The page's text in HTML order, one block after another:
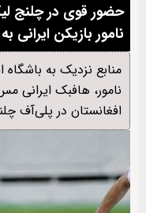
حضور قوی در چلنج
نامور بازیکن ایرانی
منابع نزدیک به باشگاه
نامور، هافبک ایرانی
افغانستان در پلی‌آف